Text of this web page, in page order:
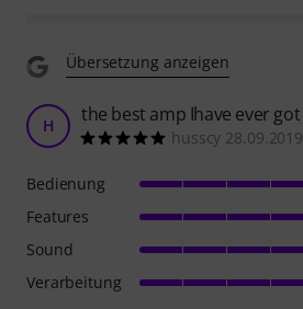
Übersetzung anzeigen
H the best amp Ihave ever got
husscy 28.09.2019
Bedienung
Features
Sound
Verarbeitung